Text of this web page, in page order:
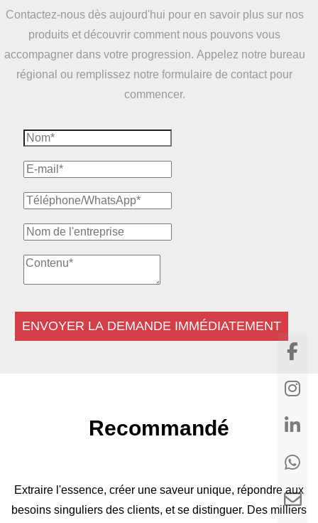
Contactez-nous dès aujourd'hui pour en savoir plus sur nos
produits et découvrir comment nous pouvons vous
accompagner dans votre progression. Appelez notre bureau
régional ou remplissez notre formulaire de contact pour
commencer.
ENVOYER LA DEMANDE IMMÉDIATEMENT
Recommandé
Extraire l'essence, créer une saveur unique, répondre aux
besoins singuliers des clients, et se distinguer. Des milliers